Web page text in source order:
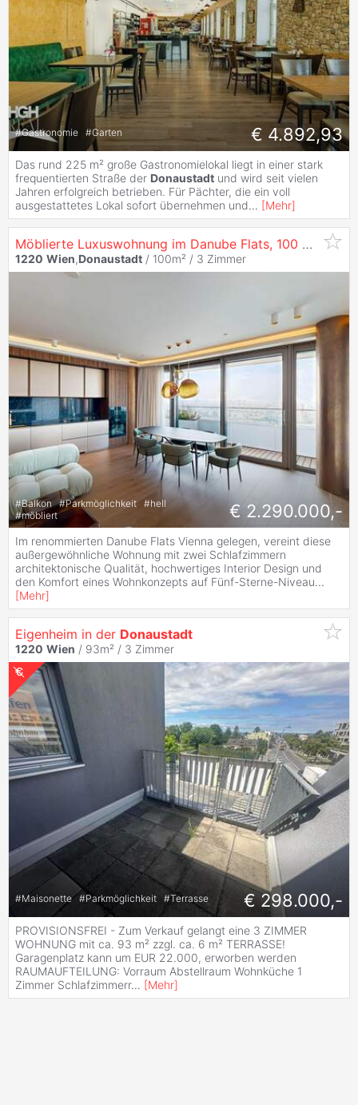
#Gastronomie #Garten € 4.892,93
Das rund 225 m² große Gastronomielokal liegt in einer stark
frequentierten Straße der Donaustadt und wird seit vielen
Jahren erfolgreich betrieben. Für Pächter, die ein voll
ausgestattetes Lokal sofort übernehmen und... [Mehr]
Möblierte Luxuswohnung im Danube Flats, 100 m², 3 Zimmer –
1220 Wien,Donaustadt / 100m² / 3 Zimmer
#Balkon #Parkmöglichkeit #hell
#möbliert € 2.290.000,-
Im renommierten Danube Flats Vienna gelegen, vereint diese
außergewöhnliche Wohnung mit zwei Schlafzimmern
architektonische Qualität, hochwertiges Interior Design und
den Komfort eines Wohnkonzepts auf Fünf-Sterne-Niveau...
[Mehr]
Eigenheim in der Donaustadt
1220 Wien / 93m² / 3 Zimmer
#Maisonette #Parkmöglichkeit #Terrasse € 298.000,-
PROVISIONSFREI - Zum Verkauf gelangt eine 3 ZIMMER
WOHNUNG mit ca. 93 m² zzgl. ca. 6 m² TERRASSE!
Garagenplatz kann um EUR 22.000, erworben werden
RAUMAUFTEILUNG: Vorraum Abstellraum Wohnküche 1
Zimmer Schlafzimmerr... [Mehr]